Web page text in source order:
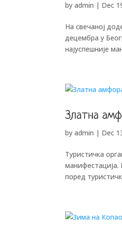
byadmin | Dec
На свечаној
децембра у
најуспешније
Златна
byadmin | Dec
Туристичка
манифестација.
поред